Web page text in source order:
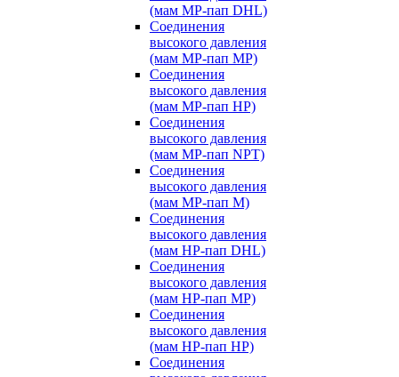
(мам MP-пап DHL)
Соединения
высокого давления
(мам MP-пап MP)
Соединения
высокого давления
(мам MP-пап HP)
Соединения
высокого давления
(мам MP-пап NPT)
Соединения
высокого давления
(мам MP-пап M)
Соединения
высокого давления
(мам HP-пап DHL)
Соединения
высокого давления
(мам HP-пап MP)
Соединения
высокого давления
(мам HP-пап HP)
Соединения